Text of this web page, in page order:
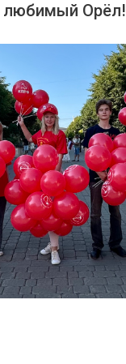
любимый Орёл!